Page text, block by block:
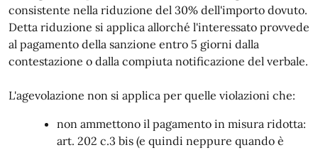
consistente nella riduzione del 30% dell'importo dovuto.
Detta riduzione si applica allorché l'interessato provvede
al​ ​pagamento​ ​della​ ​sanzione​ ​entro 5 giorni dalla
contestazione o dalla compiuta notificazione del verbale.
L'agevolazione non si applica per quelle violazioni che:
non ammettono il​ ​pagamento​ ​in misura ridotta:
art. 202 c.3 bis (e quindi neppure quando è